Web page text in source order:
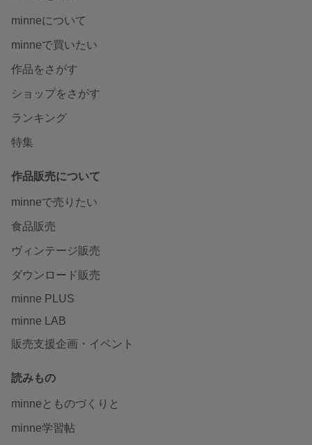
minneについて
minneで買いたい
作品をさがす
ショップをさがす
ランキング
特集
作品販売について
minneで売りたい
食品販売
ヴィンテージ販売
ダウンロード販売
minne PLUS
minne LAB
販売支援企画・イベント
読みもの
minneとものづくりと
minne学習帖